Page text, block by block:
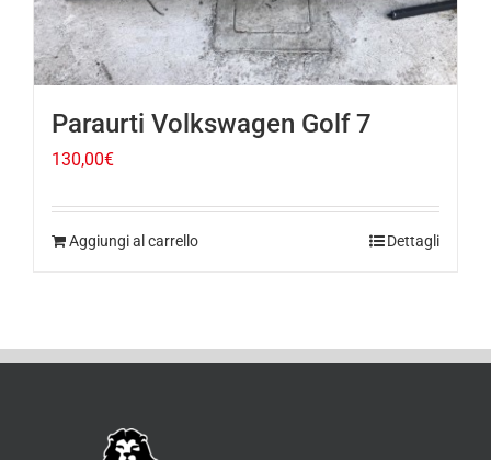
Paraurti Volkswagen Golf 7
130,00€
Aggiungi al carrello Dettagli